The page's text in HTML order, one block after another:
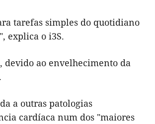
tarefas simples do quotidiano
explica o i3S.
ao envelhecimento da
a outras patologias
cardíaca num dos "maiores